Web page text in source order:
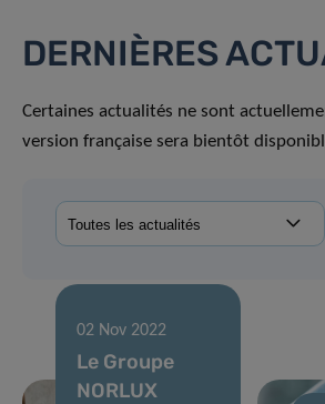
DERNIÈRES
Certaines actualités ne sont
version française sera bientôt
02 Nov 2022
Le Groupe
NORLUX